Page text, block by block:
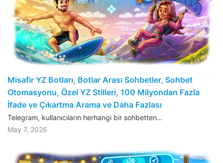
Misafir YZ Botları, Botlar Arası Sohbetler, Sohbet
Otomasyonu, Özel YZ Stilleri, 100 Milyondan Fazla
İfade ve Çıkartma Arama ve Daha Fazlası
Telegram, kullanıcıların herhangi bir sohbetten…
May 7, 2026